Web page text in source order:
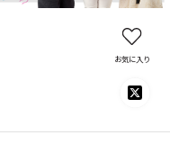
お気に入り